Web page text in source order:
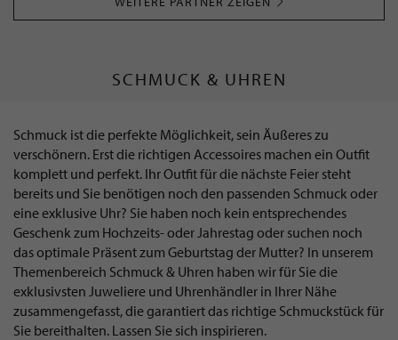
SCHMUCK & UHREN
Schmuck ist die perfekte Möglichkeit, sein Äußeres zu
verschönern. Erst die richtigen Accessoires machen ein Outfit
komplett und perfekt. Ihr Outfit für die nächste Feier steht
bereits und Sie benötigen noch den passenden Schmuck oder
eine exklusive Uhr? Sie haben noch kein entsprechendes
Geschenk zum Hochzeits- oder Jahrestag oder suchen noch
das optimale Präsent zum Geburtstag der Mutter? In unserem
Themenbereich Schmuck & Uhren haben wir für Sie die
exklusivsten Juweliere und Uhrenhändler in Ihrer Nähe
zusammengefasst, die garantiert das richtige Schmuckstück für
Sie bereithalten. Lassen Sie sich inspirieren.